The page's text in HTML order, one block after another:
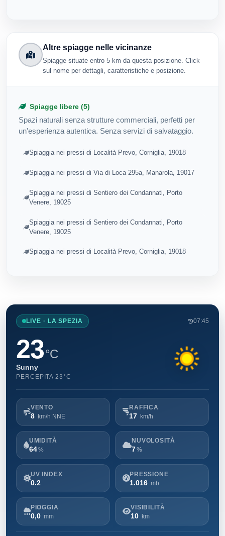
Altre spiagge nelle vicinanze
Spiagge situate entro 5 km da questa posizione. Click
sul nome per dettagli, caratteristiche e posizione.
Spiagge libere (5)
Spazi naturali senza strutture commerciali, perfetti per
un'esperienza autentica. Senza servizi di salvataggio.
Spiaggia nei pressi di Località Prevo, Corniglia, 19018
Spiaggia nei pressi di Via di Loca 295a, Manarola, 19017
Spiaggia nei pressi di Sentiero dei Condannati, Porto
Venere, 19025
Spiaggia nei pressi di Sentiero dei Condannati, Porto
Venere, 19025
Spiaggia nei pressi di Località Prevo, Corniglia, 19018
LIVE · LA SPEZIA 07:45
23°C
Sunny
PERCEPITA 23°C
VENTO
8 km/h NNE
RAFFICA
17 km/h
UMIDITÀ
64 %
NUVOLOSITÀ
7%
UV INDEX
0.2
PRESSIONE
1.016 mb
PIOGGIA
0,0 mm
VISIBILITÀ
10 km